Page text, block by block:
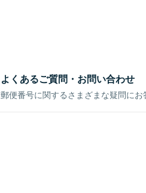
よくあるご質問・お問い合わせ
郵便番号に関するさまざまな疑問にお